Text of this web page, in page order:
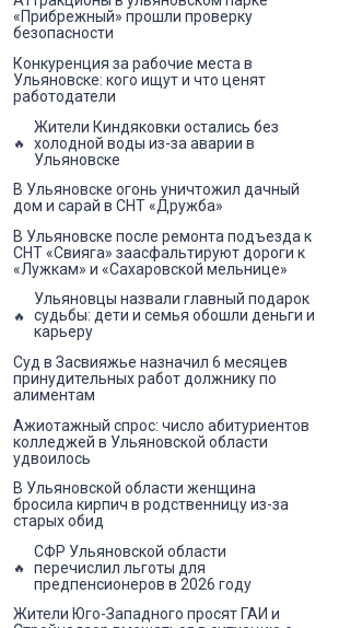
«Прибрежный» прошли проверку
безопасности
Конкуренция за рабочие места в
Ульяновске: кого ищут и что ценят
работодатели
Жители Киндяковки остались без
холодной воды из-за аварии в
Ульяновске
В Ульяновске огонь уничтожил дачный
дом и сарай в СНТ «Дружба»
В Ульяновске после ремонта подъезда к
СНТ «Свияга» заасфальтируют дороги к
«Лужкам» и «Сахаровской мельнице»
Ульяновцы назвали главный подарок
судьбы: дети и семья обошли деньги и
карьеру
Суд в Засвияжье назначил 6 месяцев
принудительных работ должнику по
алиментам
Ажиотажный спрос: число абитуриентов
колледжей в Ульяновской области
удвоилось
В Ульяновской области женщина
бросила кирпич в родственницу из-за
старых обид
СФР Ульяновской области
перечислил льготы для
предпенсионеров в 2026 году
Жители Юго-Западного просят ГАИ и